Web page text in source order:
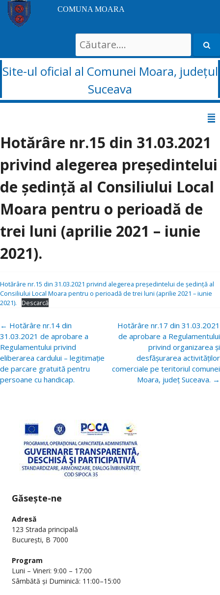
COMUNA MOARA
Search
for:
Site-ul oficial al Comunei Moara, județul
Suceava
conținut
Hotărâre nr.15 din 31.03.2021
privind alegerea președintelui
de ședință al Consiliului Local
Moara pentru o perioadă de
trei luni (aprilie 2021 – iunie
2021).
Hotărâre nr.15 din 31.03.2021 privind alegerea președintelui de ședință al
Consiliului Local Moara pentru o perioadă de trei luni (aprilie 2021 – iunie
2021).
Descarcă
Navigare
postări
← Hotărâre nr.14 din
31.03.2021 de aprobare a
Regulamentului privind
eliberarea cardului – legitimație
de parcare gratuită pentru
persoane cu handicap.
Hotărâre nr.17 din 31.03.2021
de aprobare a Regulamentului
privind organizarea și
desfășurarea activităților
comerciale pe teritoriul comunei
Moara, județ Suceava. →
Găsește-ne
Adresă
123 Strada principală
București, B 7000
Program
Luni – Vineri: 9:00 – 17:00
Sâmbătă și Duminică: 11:00–15:00